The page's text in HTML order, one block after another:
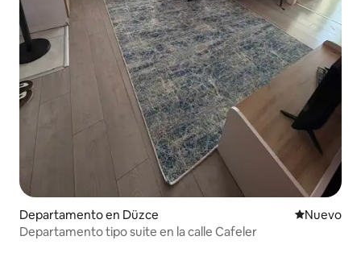
Departamento en Düzce Nuevo
Nuevo
Departamento tipo suite en la calle Cafeler